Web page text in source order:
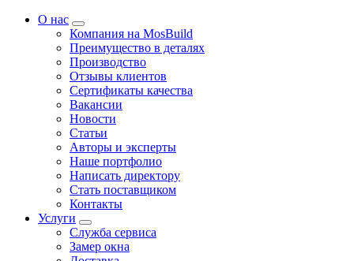
О нас
Компания на MosBuild
Преимущество в деталях
Производство
Отзывы клиентов
Сертификаты качества
Вакансии
Новости
Статьи
Авторы и эксперты
Нашe портфолио
Написать директору
Стать поставщиком
Контакты
Услуги
Служба сервиса
Замер окна